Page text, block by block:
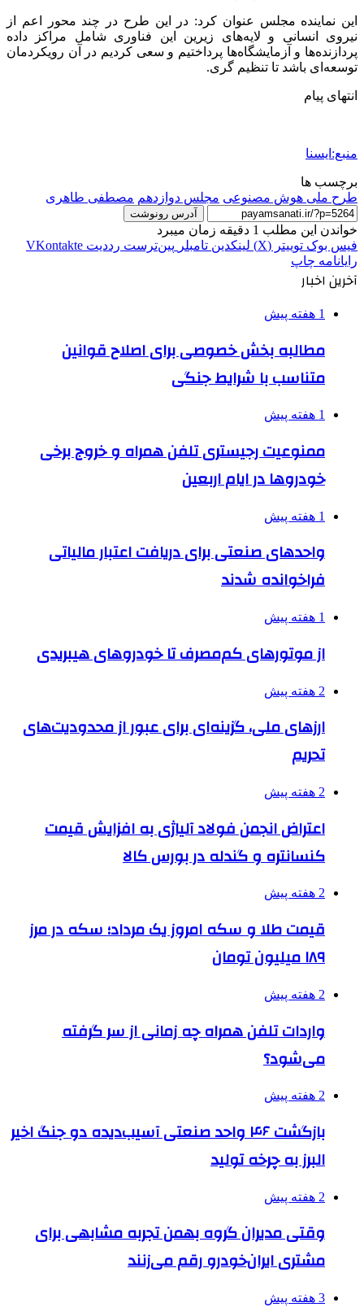
این نماینده مجلس عنوان کرد: در این طرح در چند محور اعم از
نیروی انسانی و لایه‌های زیرین این فناوری شامل مراکز داده
پردازنده‌ها و آزمایشگاه‌ها پرداختیم و سعی کردیم در آن رویکردمان
توسعه‌ای باشد تا تنظیم گری.
انتهای پیام
منبع:ایسنا
برچسب ها
طرح ملی هوش مصنوعی مجلس دوازدهم مصطفی طاهری
آدرس رونوشت
خواندن این مطلب 1 دقیقه زمان میبرد
فیس بوک توییتر (X) لینکدین ‫تامبلر ‫پین‌ترست ‫رددیت ‫VKontakte
رایانامه چاپ
آخرین اخبار
1 هفته پیش
مطالبه بخش خصوصی برای اصلاح قوانین
متناسب با شرایط جنگی
1 هفته پیش
ممنوعیت رجیستری تلفن همراه و خروج برخی
خودروها در ایام اربعین
1 هفته پیش
واحدهای صنعتی برای دریافت اعتبار مالیاتی
فراخوانده شدند
1 هفته پیش
از موتورهای کم‌مصرف تا خودروهای هیبریدی
2 هفته پیش
ارزهای ملی، گزینه‌ای برای عبور از محدودیت‌های
تحریم
2 هفته پیش
اعتراض انجمن فولاد آلیاژی به افزایش قیمت
کنسانتره و گندله در بورس کالا
2 هفته پیش
قیمت طلا و سکه امروز یک مرداد؛ سکه در مرز
۱۸۹ میلیون تومان
2 هفته پیش
واردات تلفن همراه چه زمانی از سر گرفته
می‌شود؟
2 هفته پیش
بازگشت ۴۶ واحد صنعتی آسیب‌دیده دو جنگ اخیر
البرز به چرخه تولید
2 هفته پیش
وقتی مدیران گروه بهمن تجربه مشابهی برای
مشتری ایران‌خودرو رقم می‌زنند
3 هفته پیش